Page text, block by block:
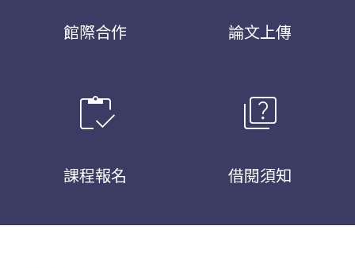
館際合作 論文上傳
inventory
課程報名
quiz
借閱須知